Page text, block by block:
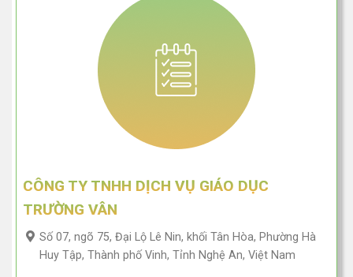
CÔNG TY TNHH DỊCH VỤ GIÁO DỤC
TRƯỜNG VÂN
Số 07, ngõ 75, Đại Lộ Lê Nin, khối Tân Hòa, Phường Hà
Huy Tập, Thành phố Vinh, Tỉnh Nghệ An, Việt Nam